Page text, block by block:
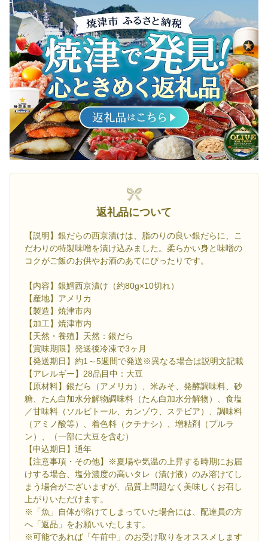
返礼品について
【説明】銀だらの西京漬けは、脂のりの良い銀だらに、こ
だわりの特製味噌を漬け込みました。柔らかい身と味噌の
コクがご飯のお供やお酒のあてにぴったりです。
【内容】銀鱈西京漬け（約80g×10切れ）
【産地】アメリカ
【製造】焼津市内
【加工】焼津市内
【天然・養殖】天然：銀だら
【賞味期限】発送後冷凍で3ヶ月
【発送期日】約1～5週間で発送※異なる場合は説明文記載
【アレルギー】28品目中：大豆
【原材料】銀だら（アメリカ）、米みそ、発酵調味料、砂
糖、たん白加水分解物調味料（たん白加水分解物）、食塩
／甘味料（ソルビトール、カンゾウ、ステビア）、調味料
（アミノ酸等）、着色料（クチナシ）、増粘剤（プルラ
ン）、（一部に大豆を含む）
【申込期日】通年
【注意事項・その他】※夏場や気温の上昇する時期にお届
けする場合、塩分濃度の高いタレ（漬け液）のみ溶けてし
まう場合がございますが、品質上問題なく美味しくお召し
上がりいただけます。
※「魚」自体が溶けてしまっていた場合には、配達員の方
へ「返品」をお願いいたします。
※可能であれば「午前中」のお受け取りをオススメします